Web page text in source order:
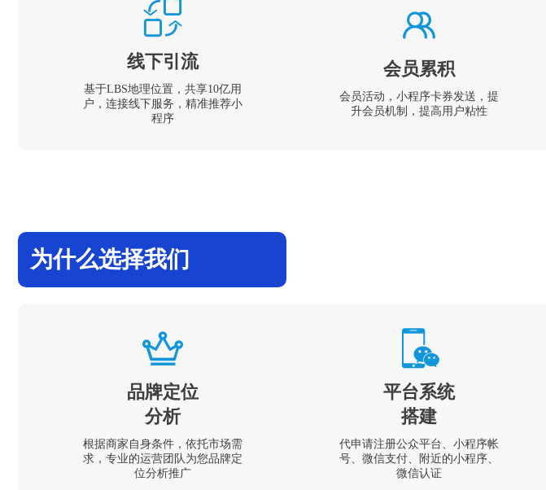
线下引流
基于LBS地理位置，共享10亿用
户，连接线下服务，精准推荐小
程序
会员累积
会员活动，小程序卡券发送，提
升会员机制，提高用户粘性
为什么选择我们
品牌定位
分析
根据商家自身条件，依托市场需
求，专业的运营团队为您品牌定
位分析推广
平台系统
搭建
代申请注册公众平台、小程序帐
号、微信支付、附近的小程序、
微信认证